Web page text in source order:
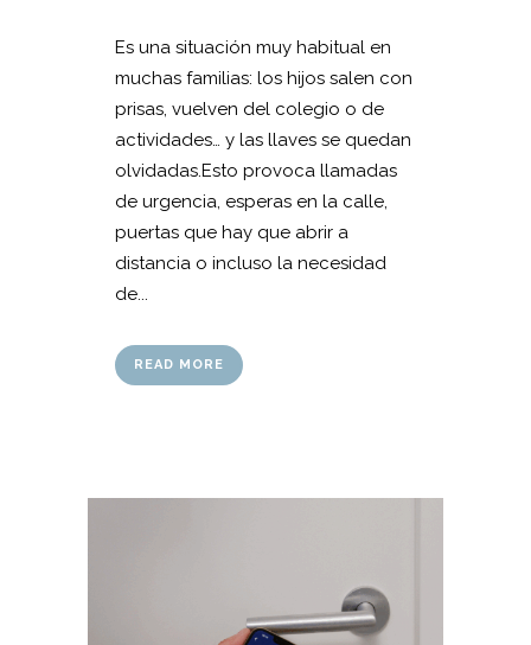
Es una situación muy habitual en
muchas familias: los hijos salen con
prisas, vuelven del colegio o de
actividades… y las llaves se quedan
olvidadas.Esto provoca llamadas
de urgencia, esperas en la calle,
puertas que hay que abrir a
distancia o incluso la necesidad
de...
READ MORE